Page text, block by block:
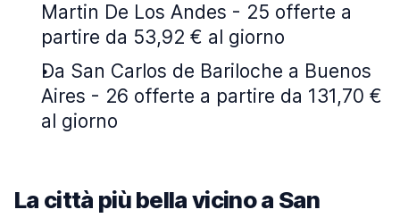
Martin De Los Andes - 25 offerte a
partire da 53,92 € al giorno
Da San Carlos de Bariloche a Buenos
Aires - 26 offerte a partire da 131,70 €
al giorno
La città più bella vicino a San